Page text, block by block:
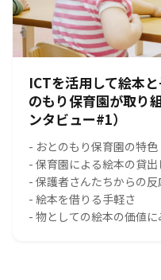
ICTを活用して絵本
のもり保育園が取り
ンタビュー#1）
- おとのもり保育園の特色
- 保育園による絵本の貸出
- 保護者さんたちからの反
- 絵本を借りる手軽さ
- 物としての絵本の価値